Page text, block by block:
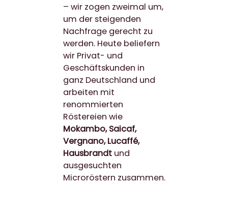
– wir zogen zweimal um,
um der steigenden
Nachfrage gerecht zu
werden. Heute beliefern
wir Privat- und
Geschäftskunden in
ganz Deutschland und
arbeiten mit
renommierten
Röstereien wie
Mokambo, Saicaf,
Vergnano, Lucaffé,
Hausbrandtund
ausgesuchten
Microröstern zusammen.